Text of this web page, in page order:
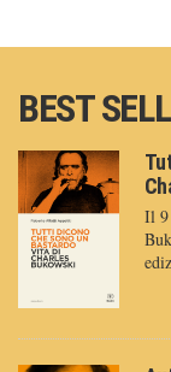
BEST
Il 9